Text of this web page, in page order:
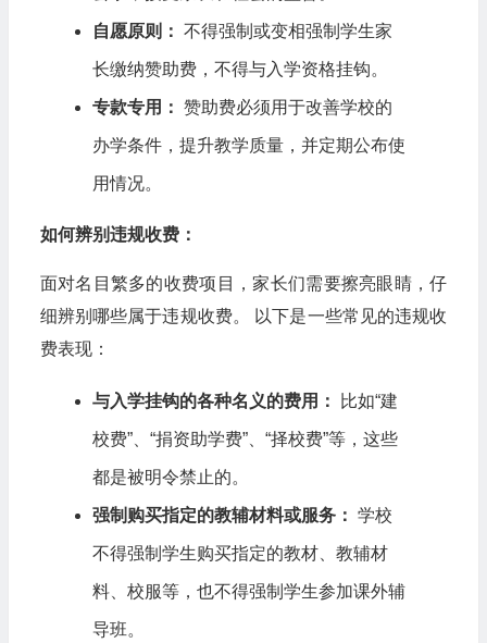
自愿原则： 不得强制或变相强制学生家
长缴纳赞助费，不得与入学资格挂钩。
专款专用： 赞助费必须用于改善学校的
办学条件，提升教学质量，并定期公布使
用情况。
如何辨别违规收费：
面对名目繁多的收费项目，家长们需要擦亮眼睛，仔
细辨别哪些属于违规收费。 以下是一些常见的违规收
费表现：
与入学挂钩的各种名义的费用： 比如“建
校费”、“捐资助学费”、“择校费”等，这些
都是被明令禁止的。
强制购买指定的教辅材料或服务： 学校
不得强制学生购买指定的教材、教辅材
料、校服等，也不得强制学生参加课外辅
导班。